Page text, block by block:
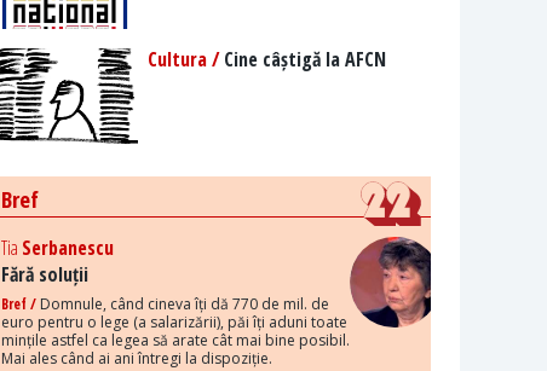
Cultura /Cine câștigă la AFCN
Bref
Tia Serbanescu
Fără soluții
Bref / Domnule, când cineva îți dă 770 de mil. de
euro pentru o lege (a salarizării), păi îți aduni toate
mințile astfel ca legea să arate cât mai bine posibil.
Mai ales când ai ani întregi la dispoziție.